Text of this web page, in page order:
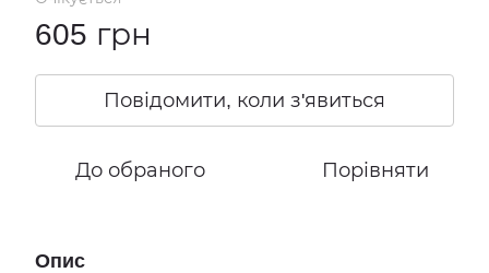
605 грн
Повідомити, коли з'явиться
До обраного Порівняти
Опис